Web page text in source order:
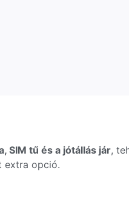
SIM tű és a jótállás jár,
extra opció.